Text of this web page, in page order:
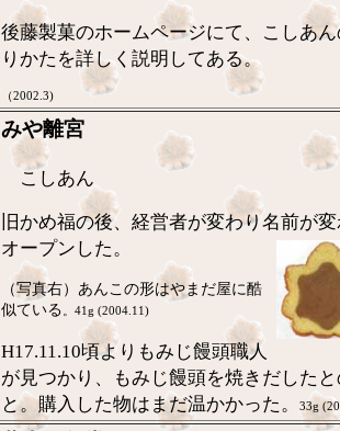
後藤製菓のホームページにて、こしあ
りかたを詳しく説明してある。
（2002.3)
みや離宮
こしあん
旧かめ福の後、経営者が変わり名前が
オープンした。
（写真右）あんこの形はやまだ屋に酷
似ている 。41g (2004.11)
H17.11.10頃よりもみじ饅頭職人
が見つかり、もみじ饅頭を焼きだした
と。購入した物はまだ温かかった。
33g